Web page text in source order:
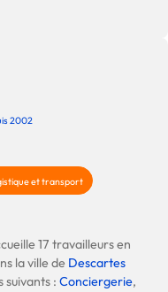
2002
et transport
17 travailleurs en
la ville de Descartes
suivants : Conciergerie,